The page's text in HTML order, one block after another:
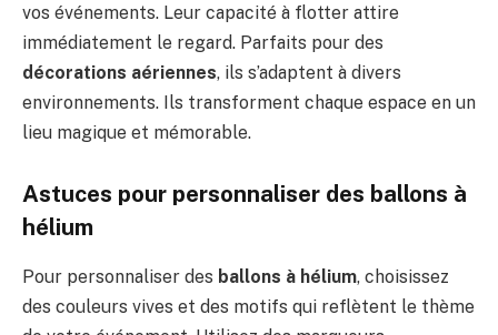
vos événements. Leur capacité à flotter attire
immédiatement le regard. Parfaits pour des
décorations aériennes, ils s’adaptent à divers
environnements. Ils transforment chaque espace en un
lieu magique et mémorable.
Astuces pour personnaliser des ballons à
hélium
Pour personnaliser des ballons à hélium, choisissez
des couleurs vives et des motifs qui reflètent le thème